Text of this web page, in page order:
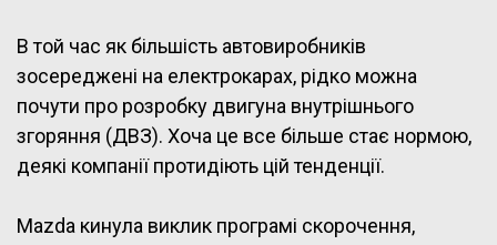
В той час як більшість автовиробників
зосереджені на електрокарах, рідко можна
почути про розробку двигуна внутрішнього
згоряння (ДВЗ). Хоча це все більше стає нормою,
деякі компанії протидіють цій тенденції.
Mazda кинула виклик програмі скорочення,